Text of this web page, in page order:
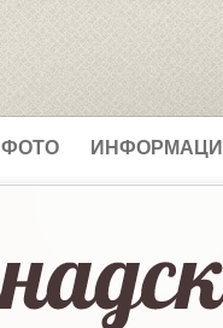
ФОТО